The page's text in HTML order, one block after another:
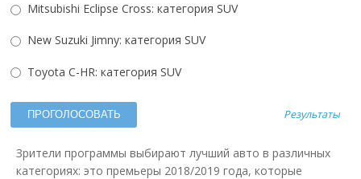
Mitsubishi Eсlipse Cross: категория SUV
New Suzuki Jimny: категория SUV
Toyota C-HR: категория SUV
Результаты
Зрители программы выбирают лучший авто в различных
категориях: это премьеры 2018/2019 года, которые